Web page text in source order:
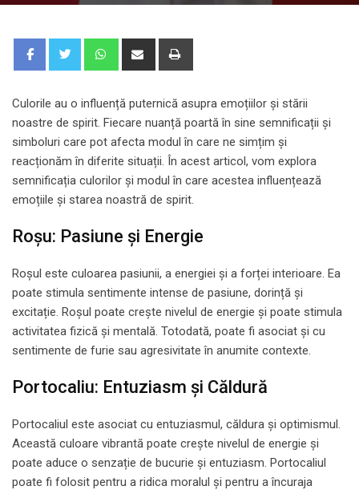
WhatsappShare
Culorile au o influență puternică asupra emoțiilor și stării
noastre de spirit. Fiecare nuanță poartă în sine semnificații și
simboluri care pot afecta modul în care ne simțim și
reacționăm în diferite situații. În acest articol, vom explora
semnificația culorilor și modul în care acestea influențează
emoțiile și starea noastră de spirit.
Roșu: Pasiune și Energie
Roșul este culoarea pasiunii, a energiei și a forței interioare. Ea
poate stimula sentimente intense de pasiune, dorință și
excitație. Roșul poate crește nivelul de energie și poate stimula
activitatea fizică și mentală. Totodată, poate fi asociat și cu
sentimente de furie sau agresivitate în anumite contexte.
Portocaliu: Entuziasm și Căldură
Portocaliul este asociat cu entuziasmul, căldura și optimismul.
Această culoare vibrantă poate crește nivelul de energie și
poate aduce o senzație de bucurie și entuziasm. Portocaliul
poate fi folosit pentru a ridica moralul și pentru a încuraja